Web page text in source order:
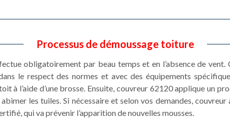
Processus de démoussage toiture
obligatoirement par beau temps et en l’absence de
le respect des normes et avec des équipements
à l’aide d’une brosse. Ensuite, couvreur 62120 applique un
abimer les tuiles. Si nécessaire et selon vos demandes,
qui va prévenir l’apparition de nouvelles mousses.